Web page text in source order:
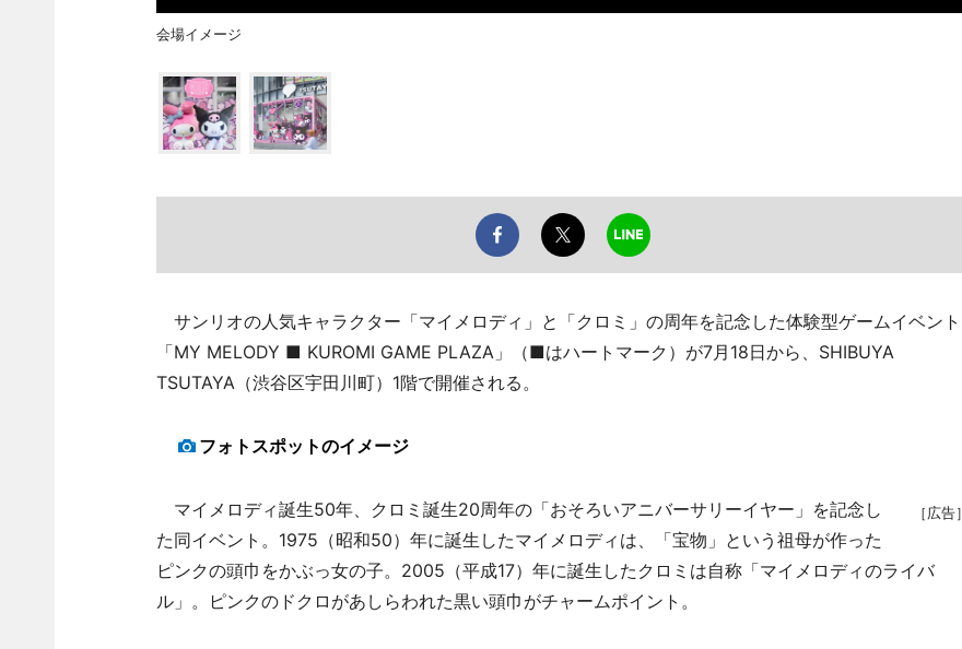
会場イメージ
サンリオの人気キャラクター「マイメロディ」と「クロミ」の周年を記念した体験型ゲームイベント
「MY MELODY ■ KUROMI GAME PLAZA」（■はハートマーク）が7月18日から、SHIBUYA
TSUTAYA（渋谷区宇田川町）1階で開催される。
フォトスポットのイメージ
［広告］
マイメロディ誕生50年、クロミ誕生20周年の「おそろいアニバーサリーイヤー」を記念し
た同イベント。1975（昭和50）年に誕生したマイメロディは、「宝物」という祖母が作った
ピンクの頭巾をかぶっ女の子。2005（平成17）年に誕生したクロミは自称「マイメロディのライバ
ル」。ピンクのドクロがあしらわれた黒い頭巾がチャームポイント。